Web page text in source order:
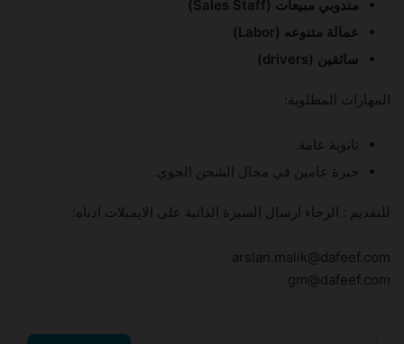
مندوبي مبيعات (Sales Staff)
عمالة متنوعه (Labor)
سائقين (drivers)
المهارات المطلوبة:
ثانوية عامة.
خبرة عامين في مجال الشحن الجوي.
للتقديم : الرجاء ارسال السيرة الذاتية على الايميلات ادناه:
arslan.malik@dafeef.com
gm@dafeef.com